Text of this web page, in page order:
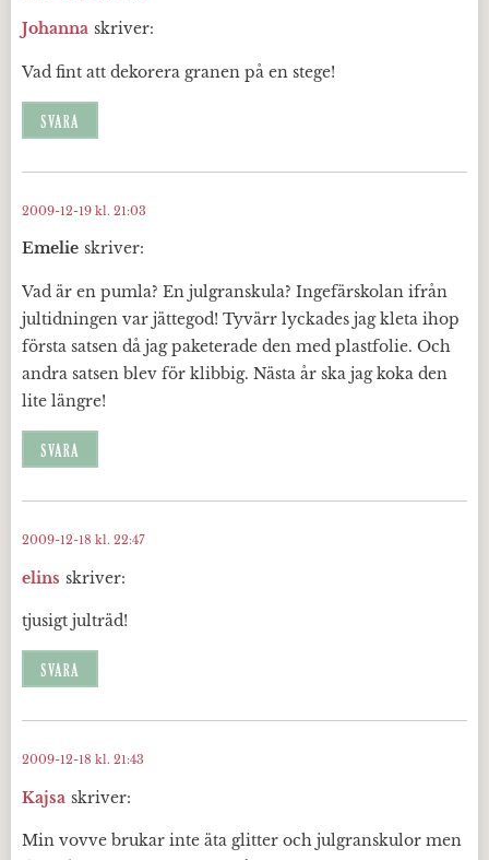
Johanna skriver:
Vad fint att dekorera granen på en stege!
SVARA
Emelie skriver:
2009-12-19 kl. 21:03
Vad är en pumla? En julgranskula? Ingefärskolan ifrån
jultidningen var jättegod! Tyvärr lyckades jag kleta ihop
första satsen då jag paketerade den med plastfolie. Och
andra satsen blev för klibbig. Nästa år ska jag koka den
lite längre!
SVARA
elins skriver:
2009-12-18 kl. 22:47
tjusigt julträd!
SVARA
Kajsa skriver:
2009-12-18 kl. 21:43
Min vovve brukar inte äta glitter och julgranskulor men